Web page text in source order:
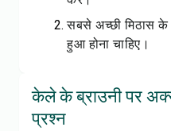
सबसे अच्छी मिठास के
हुआ होना चाहिए।
केले के ब्राउनी पर
प्रश्न